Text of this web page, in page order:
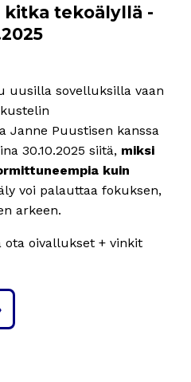
tekoälyllä -
uusilla sovelluksilla vaan
Janne Puustisen kanssa
30.10.2025 siitä, miksi
kuin
voi palauttaa fokuksen,
arkeen.
oivallukset + vinkit